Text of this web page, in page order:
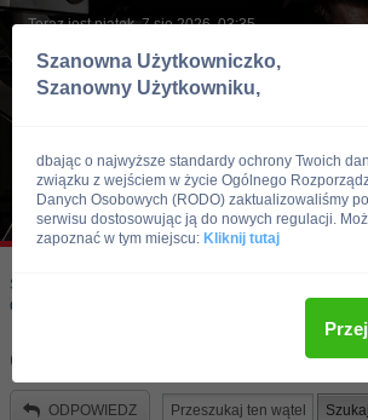
Teraz jest piątek, 7 sie 2026, 03:35
Skocz do:
Odżywki i suplementy
cell pump - opinie
ODPOWIEDZ
Szanowna Użytkowniczko,
Szanowny Użytkowniku,
dbając o najwyższe standardy ochrony Twoich
związku z wejściem w życie Ogólnego
Danych Osobowych (RODO) zaktualizowaliśmy
serwisu dostosowując ją do nowych regulacji.
zapoznać w tym miejscu: Kliknij tutaj